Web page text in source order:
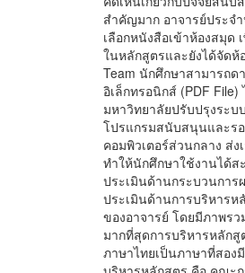
สำคัญมาก อาจารย์ประจ
เลือกหนังสือเข้าห้องสมุด
ในหลักสูตรและยังได้จัดห้
Team นักศึกษาสามารถด
อิเล็กทรอนิกส์ (PDF
มหาวิทยาลัยปรับปรุงระบ
โปรแกรมสนับสนุนและร
คอมพิวเตอร์ส่วนกลาง ส่ง
ทำให้นักศึกษาใช้งานได้ส
ประเมินด้านกระบวนกา
ประเมินด้านการบริหารห
ของอาจารย์ โดยมีภาพร
มากที่สุดการบริหารหลัก
ภาษาไทยเป็นภาษาที่สอง